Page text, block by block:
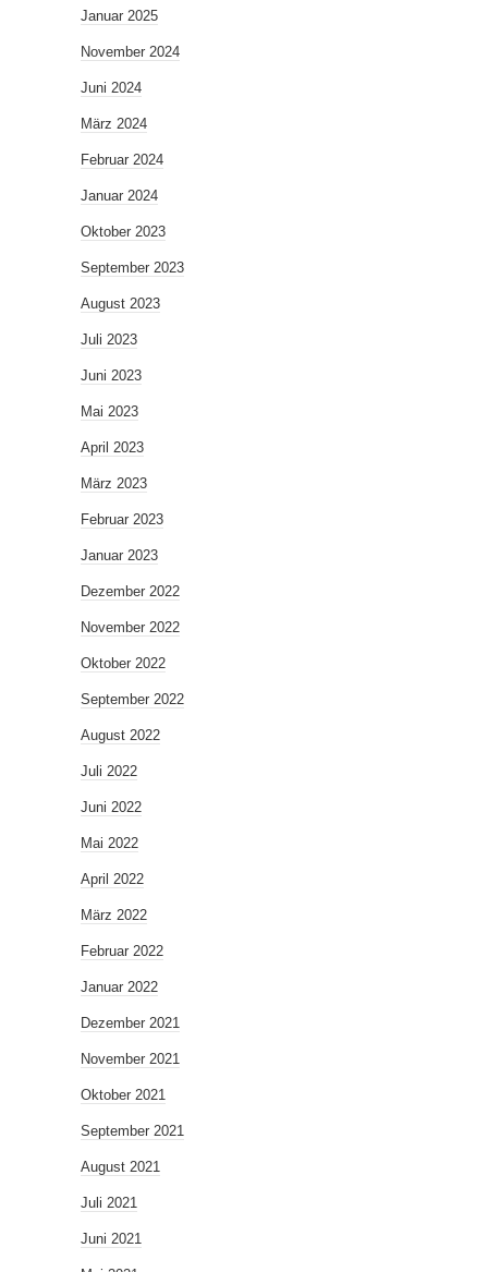
Januar 2025
November 2024
Juni 2024
März 2024
Februar 2024
Januar 2024
Oktober 2023
September 2023
August 2023
Juli 2023
Juni 2023
Mai 2023
April 2023
März 2023
Februar 2023
Januar 2023
Dezember 2022
November 2022
Oktober 2022
September 2022
August 2022
Juli 2022
Juni 2022
Mai 2022
April 2022
März 2022
Februar 2022
Januar 2022
Dezember 2021
November 2021
Oktober 2021
September 2021
August 2021
Juli 2021
Juni 2021